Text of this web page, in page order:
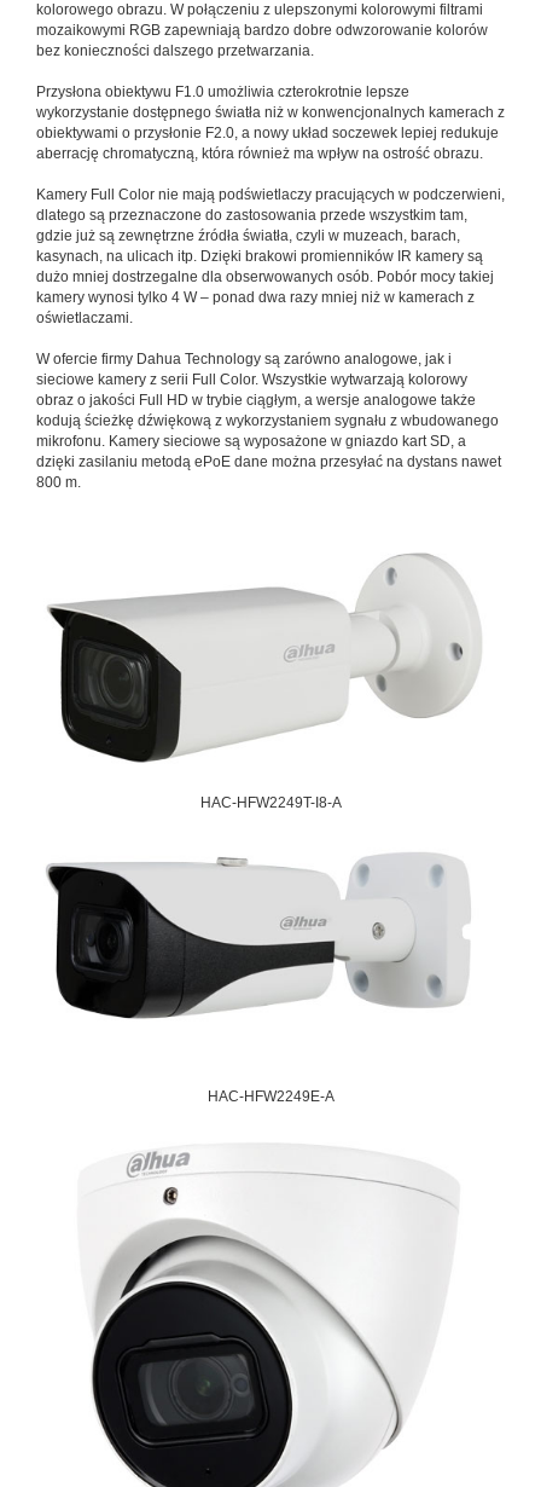
kolorowego obrazu. W połączeniu z ulepszonymi kolorowymi filtrami
mozaikowymi RGB zapewniają bardzo dobre odwzorowanie kolorów
bez konieczności dalszego przetwarzania.
Przysłona obiektywu F1.0 umożliwia czterokrotnie lepsze
wykorzystanie dostępnego światła niż w konwencjonalnych kamerach z
obiektywami o przysłonie F2.0, a nowy układ soczewek lepiej redukuje
aberrację chromatyczną, która również ma wpływ na ostrość obrazu.
Kamery Full Color nie mają podświetlaczy pracujących w podczerwieni,
dlatego są przeznaczone do zastosowania przede wszystkim tam,
gdzie już są zewnętrzne źródła światła, czyli w muzeach, barach,
kasynach, na ulicach itp. Dzięki brakowi promienników IR kamery są
dużo mniej dostrzegalne dla obserwowanych osób. Pobór mocy takiej
kamery wynosi tylko 4 W – ponad dwa razy mniej niż w kamerach z
oświetlaczami.
W ofercie firmy Dahua Technology są zarówno analogowe, jak i
sieciowe kamery z serii Full Color. Wszystkie wytwarzają kolorowy
obraz o jakości Full HD w trybie ciągłym, a wersje analogowe także
kodują ścieżkę dźwiękową z wykorzystaniem sygnału z wbudowanego
mikrofonu. Kamery sieciowe są wyposażone w gniazdo kart SD, a
dzięki zasilaniu metodą ePoE dane można przesyłać na dystans nawet
800 m.
HAC-HFW2249T-I8-A
HAC-HFW2249E-A